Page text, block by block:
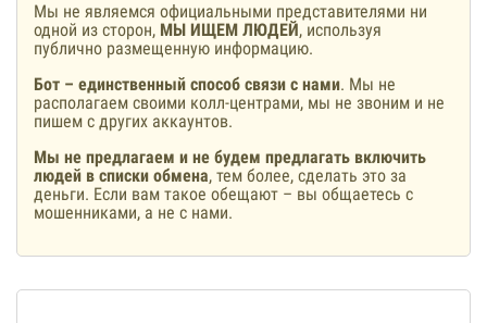
Мы не являемся официальными представителями ни
одной из сторон, МЫ ИЩЕМ ЛЮДЕЙ, используя
публично размещенную информацию.
Бот – единственный способ связи с нами. Мы не
располагаем своими колл-центрами, мы не звоним и не
пишем с других аккаунтов.
Мы не предлагаем и не будем предлагать включить
людей в списки обмена, тем более, сделать это за
деньги. Если вам такое обещают – вы общаетесь с
мошенниками, а не с нами.